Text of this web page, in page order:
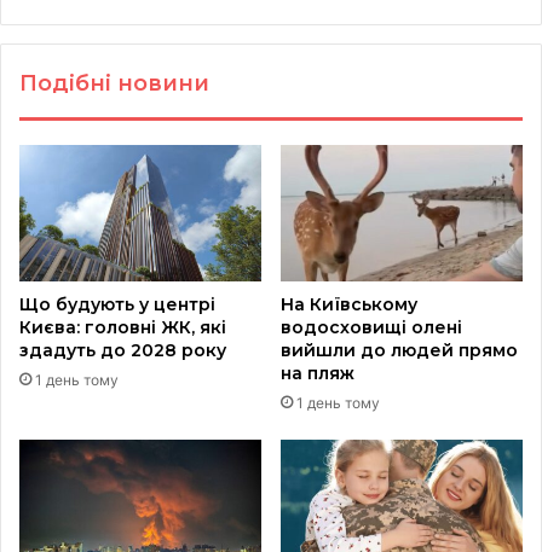
Подібні новини
Що будують у центрі
Києва: головні ЖК, які
здадуть до 2028 року
1 день тому
На Київському
водосховищі олені
вийшли до людей прямо
на пляж
1 день тому